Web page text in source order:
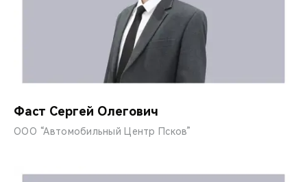
Фаст Сергей Олегович
ООО “Автомобильный Центр Псков”